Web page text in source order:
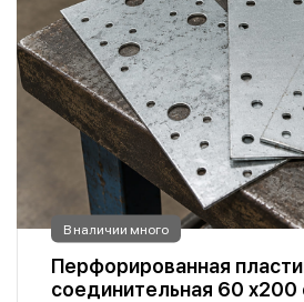
В наличии много
Перфорированная
соединительная 60 х200